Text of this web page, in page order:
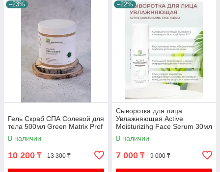
–23%
Гель Скраб СПА Солевой для
тела 500мл Green Matrix Prof
В наличии
10 200 ₸ 13 300 ₸
–22%
Сыворотка для лица
Увлажняющая Active
Moisturizihg Face Serum 30мл
Green Matrix Prof
В наличии
7 000 ₸ 9 000 ₸